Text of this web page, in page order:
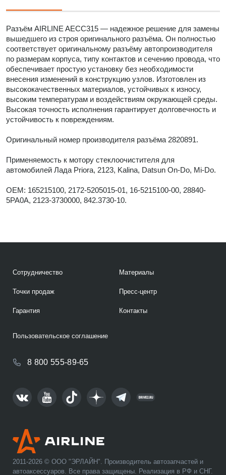
Разъём AIRLINE AECC315 — надежное решение для замены
вышедшего из строя оригинального разъёма. Он полностью
соответствует оригинальному разъёму автопроизводителя
по размерам корпуса, типу контактов и сечению провода, что
обеспечивает простую установку без необходимости
внесения изменений в конструкцию узлов. Изготовлен из
высококачественных материалов, устойчивых к износу,
высоким температурам и воздействиям окружающей среды.
Высокая точность исполнения гарантирует долговечность и
устойчивость к повреждениям.
Оригинальный номер производителя разъёма 2820891.
Применяемость к мотору стеклоочистителя для
автомобилей Лада Priora, 2123, Kalina, Datsun On-Do, Mi-Do.
OEM: 165215100, 2172-5205015-01, 16-5215100-00, 28840-
5PA0A, 2123-3730000, 842.3730-10.
2011-2026 © ООО "ЭРЛАЙН". Производитель автозапчастей и
автоаксессуаров. Все права защищены. Реализация в РФ и СНГ.
Сотрудничество
Точки продаж
Гарантия
Материалы
Пресс-центр
Контакты
8 800 555-89-65
Пользовательское соглашение